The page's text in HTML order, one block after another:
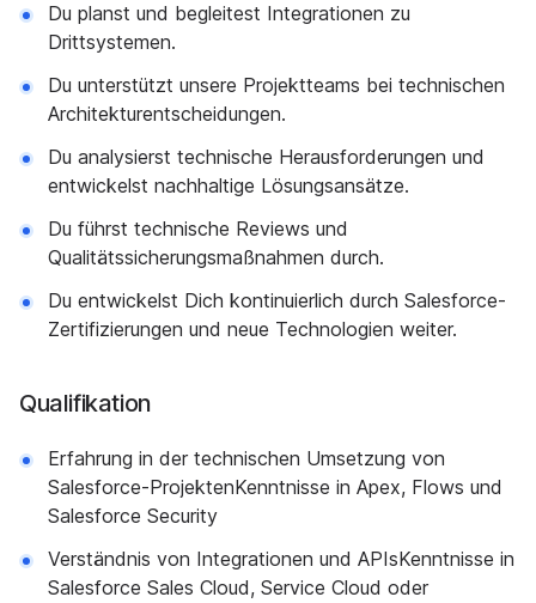
Du planst und begleitest Integrationen zu
Drittsystemen.
Du unterstützt unsere Projektteams bei technischen
Architekturentscheidungen.
Du analysierst technische Herausforderungen und
entwickelst nachhaltige Lösungsansätze.
Du führst technische Reviews und
Qualitätssicherungsmaßnahmen durch.
Du entwickelst Dich kontinuierlich durch Salesforce-
Zertifizierungen und neue Technologien weiter.
Qualifikation
Erfahrung in der technischen Umsetzung von
Salesforce-ProjektenKenntnisse in Apex, Flows und
Salesforce Security
Verständnis von Integrationen und APIsKenntnisse in
Salesforce Sales Cloud, Service Cloud oder